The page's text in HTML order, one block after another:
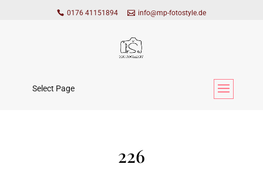
0176 41151894 info@mp-fotostyle.de
Select Page
226